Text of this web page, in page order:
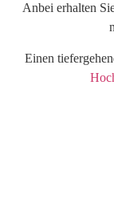
Anbei erhalten
Einen